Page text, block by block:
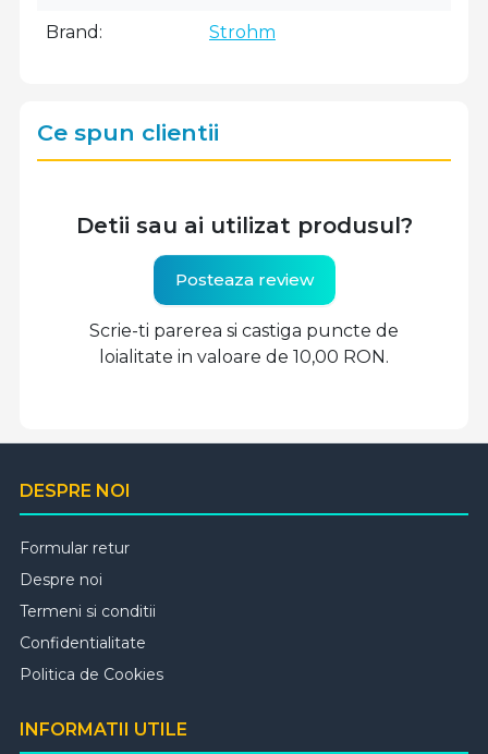
Brand Strohm
Ce spun clientii
Detii sau ai utilizat produsul?
Posteaza review
Scrie-ti parerea si castiga puncte de
loialitate in valoare de 10,00 RON.
DESPRE NOI
Formular retur
Despre noi
Termeni si conditii
Confidentialitate
Politica de Cookies
INFORMATII UTILE